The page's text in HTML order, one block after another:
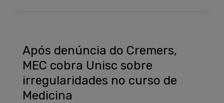
Após denúncia do Cremers,
MEC cobra Unisc sobre
irregularidades no curso de
Medicina